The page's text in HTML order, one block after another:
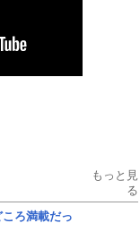
もっと見
る
ころ満載だっ